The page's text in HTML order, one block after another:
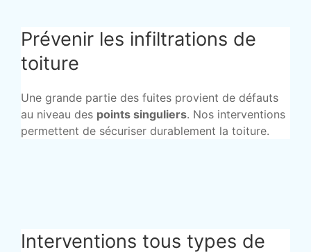
Prévenir les infiltrations de
toiture
Une grande partie des fuites provient de défauts
au niveau des points singuliers. Nos interventions
permettent de sécuriser durablement la toiture.
Interventions tous types de